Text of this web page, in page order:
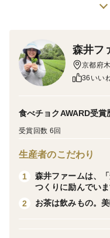
感謝
新茶にしかない爽やか
春の訪れを告げる味を
40℃から80℃くらいの
（ぬるめ◎ 熱湯△
【２０２６年４月２
＊晴耕雨読
特上の煎茶を贅沢に
す。香り豊かで、上
森井フ
京都府
36いい
食べチョクAWARD受賞
受賞回数 6回
生産者のこだわり
1
森井ファームは、
つくりに励んでいま
2
お茶は飲みもの。